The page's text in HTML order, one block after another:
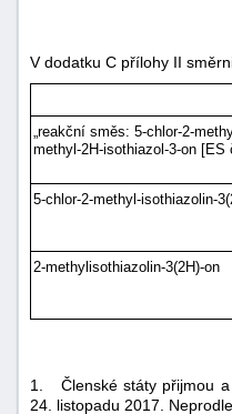
V dodatku C přílohy II
„reakční směs: 5-chlor-2-
methyl-2H-isothiazol-3-on [ES
5-chlor-2-methyl-isothiazolin-
2-methylisothiazolin-3(2H)-on
1. Členské státy přijmou a
24. listopadu 2017.